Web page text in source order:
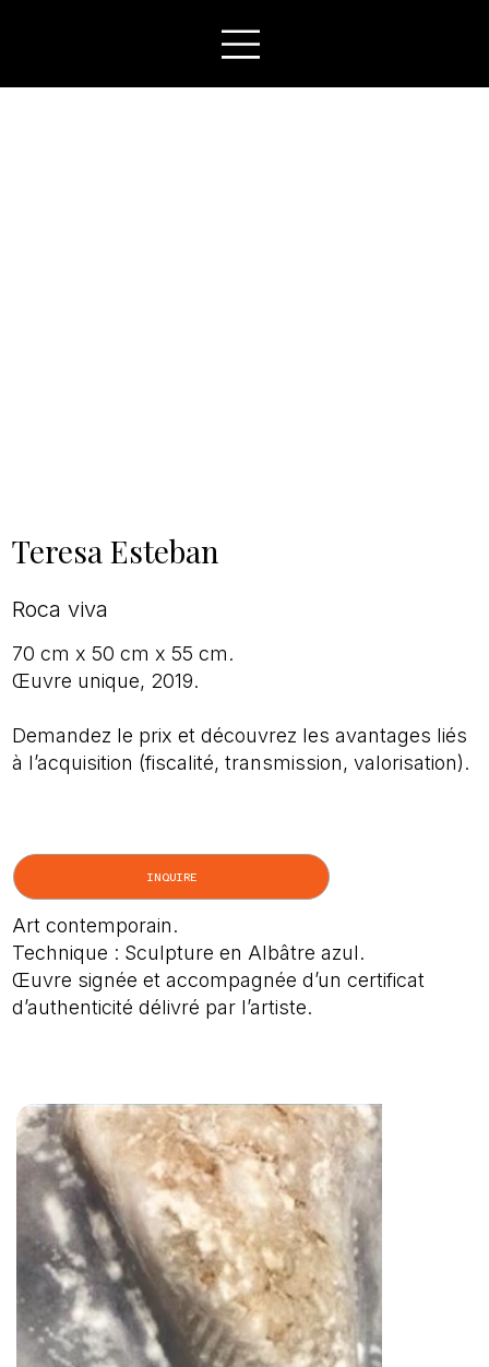
Teresa Esteban
Roca viva
70 cm x 50 cm x 55 cm.
Œuvre unique, 2019.
Demandez le prix et découvrez les avantages liés
à l’acquisition (fiscalité, transmission, valorisation).
INQUIRE
Art contemporain.
Technique : Sculpture en Albâtre azul.
Œuvre signée et accompagnée d’un certificat
d’authenticité délivré par l’artiste.